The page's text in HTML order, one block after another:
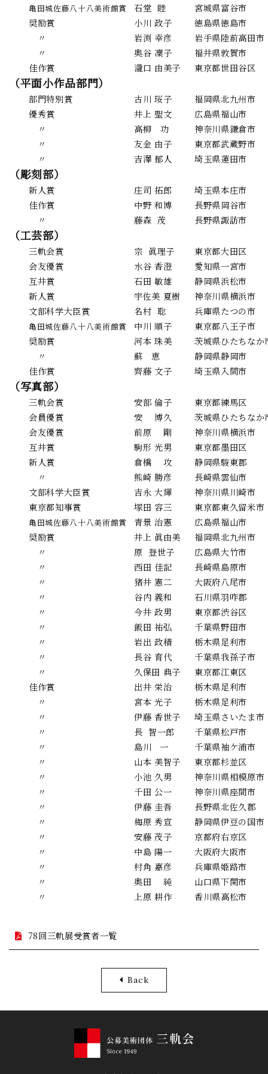
亀田城佐藤八十八美術館賞 石堂 睦
宮城県富谷市
奨励賞
小川 政子
徳島県徳島市
〃
岩渕 幸彦
岩手県陸前高田市
〃
奥谷 凜子
福井県敦賀市
佳作賞
瀧口 由美子 東京都世田谷区
（平面小作品部門）
部門特別賞 古川 珱子
福岡県北九州市
優秀賞
井上 聖文
広島県福山市
〃
高柳 功
神奈川県鎌倉市
〃
友金 由子
東京都武蔵野市
〃
吉澤 郁人 埼玉県蓮田市
（彫刻部）
新人賞 庄司 拓郎
埼玉県本庄市
佳作賞
中野 和博
長野県岡谷市
〃
藤森 茂 長野県諏訪市
（工芸部）
三軌会賞 宗 眞理子
東京都大田区
会友優賞
水谷 香澄
愛知県一宮市
互井賞
石田 敏雄
静岡県浜松市
新人賞
宇佐美 夏樹
神奈川県横浜市
文部科学大臣賞
名村 聡 兵庫県たつの市
亀田城佐藤八十八美術館賞 中川 順子
東京都八王子市
奨励賞
河本 珠美
茨城県ひたちなか
〃
蘇 恵
静岡県静岡市
佳作賞
齊藤 文子 埼玉県入間市
（写真部）
三軌会賞 安部 倫子
東京都練馬区
会員優賞
安 博久
茨城県ひたちなか
会友優賞
前原 剛
神奈川県横浜市
互井賞
駒形 光男
東京都墨田区
新人賞
倉橋 攻
静岡県駿東郡
〃
熊崎 勝彦
長崎県雲仙市
文部科学大臣賞
吉永 大輝
神奈川県川崎市
東京都知事賞
塚田 容三 東京都東久留米市
亀田城佐藤八十八美術館賞 青景 治憲
広島県福山市
奨励賞
井上 眞由美
福岡県北九州市
〃
原 登世子
広島県大竹市
〃
西田 佳記
長崎県島原市
〃
猪井 憲二
大阪府八尾市
〃
谷内 義和
石川県羽咋郡
〃
今井 政男
東京都渋谷区
〃
飯田 祐弘
千葉県野田市
〃
岩出 政積
栃木県足利市
〃
長谷 育代
千葉県我孫子市
〃
久保田 典子
東京都江東区
佳作賞
出井 栄治
栃木県足利市
〃
宮本 光子
栃木県足利市
〃
伊藤 香世子
埼玉県さいたま市
〃
長 智一郎
千葉県松戸市
〃
島川 一
千葉県袖ケ浦市
〃
山本 美智子
東京都杉並区
〃
小池 久男
神奈川県相模原市
〃
千田 公一
神奈川県座間市
〃
伊藤 圭吾
長野県北佐久郡
〃
梅原 秀宣
静岡県伊豆の国市
〃
安藤 茂子
京都府右京区
〃
中島 陽一
大阪府大阪市
〃
村角 嘉彦
兵庫県姫路市
〃
奥田 純
山口県下関市
〃
上原 耕作 香川県高松市
78回三軌展受賞者一覧
Back